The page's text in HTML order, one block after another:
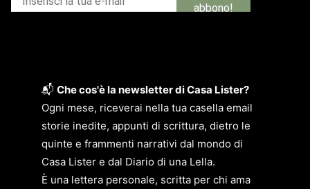
📬 Che cos'è la newsletter di Casa Lister?
Ogni mese, riceverai nella tua casella email
storie inedite, appunti di scrittura, dietro le
quinte e frammenti narrativi dal mondo di
Casa Lister e dal Diario di una Lella.
È una lettera personale, scritta per chi ama